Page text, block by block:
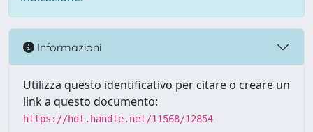
Informazioni
Utilizza questo identificativo per citare o creare un
link a questo documento:
https://hdl.handle.net/11568/12854